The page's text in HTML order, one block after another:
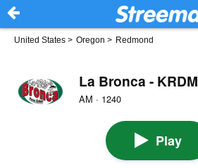
United States > Oregon > Redmond
La Bronca - KRDM
AM · 1240
Play